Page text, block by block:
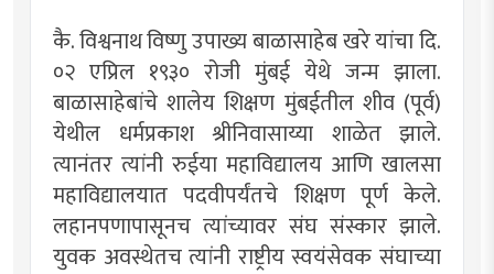
कै. विश्वनाथ विष्णु उपाख्य बाळासाहेब खरे यांचा दि.
०२ एप्रिल १९३० रोजी मुंबई येथे जन्म झाला.
बाळासाहेबांचे शालेय शिक्षण मुंबईतील शीव (पूर्व)
येथील धर्मप्रकाश श्रीनिवासाय्या शाळेत झाले.
त्यानंतर त्यांनी रुईया महाविद्यालय आणि खालसा
महाविद्यालयात पदवीपर्यंतचे शिक्षण पूर्ण केले.
लहानपणापासूनच त्यांच्यावर संघ संस्कार झाले.
युवक अवस्थेतच त्यांनी राष्ट्रीय स्वयंसेवक संघाच्या